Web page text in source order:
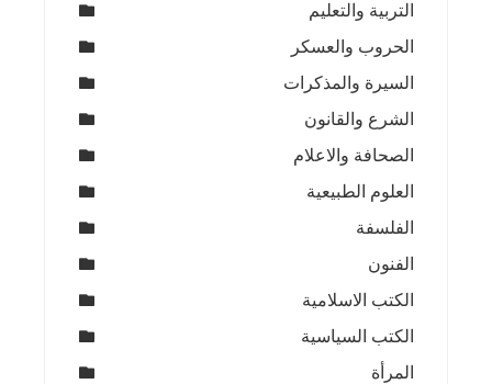
التربية والتعليم
الحروب والعسكر
السيرة والمذكرات
الشرع والقانون
الصحافة والاعلام
العلوم الطبيعية
الفلسفة
الفنون
الكتب الاسلامية
الكتب السياسية
المرأة